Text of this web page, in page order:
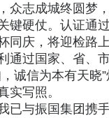
众志成城终圆梦
键硬仗。认证通
同庆，将迎检路
通过国家、省、
诚信为本有天
实写照。
已与振国集团携